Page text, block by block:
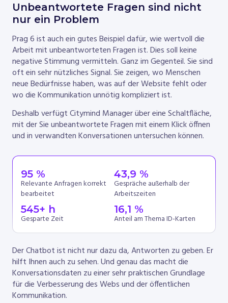
Unbeantwortete Fragen sind nicht
nur ein Problem
Prag 6 ist auch ein gutes Beispiel dafür, wie wertvoll die
Arbeit mit unbeantworteten Fragen ist. Dies soll keine
negative Stimmung vermitteln. Ganz im Gegenteil. Sie sind
oft ein sehr nützliches Signal. Sie zeigen, wo Menschen
neue Bedürfnisse haben, was auf der Website fehlt oder
wo die Kommunikation unnötig kompliziert ist.
Deshalb verfügt Citymind Manager über eine Schaltfläche,
mit der Sie unbeantwortete Fragen mit einem Klick öffnen
und in verwandten Konversationen untersuchen können.
Relevante Anfragen korrekt
bearbeitet
95 %
Gespräche außerhalb der
Arbeitszeiten
43,9 %
Gesparte Zeit
545+ h
Anteil am Thema ID-Karten
16,1 %
Der Chatbot ist nicht nur dazu da, Antworten zu geben. Er
hilft Ihnen auch zu sehen. Und genau das macht die
Konversationsdaten zu einer sehr praktischen Grundlage
für die Verbesserung des Webs und der öffentlichen
Kommunikation.